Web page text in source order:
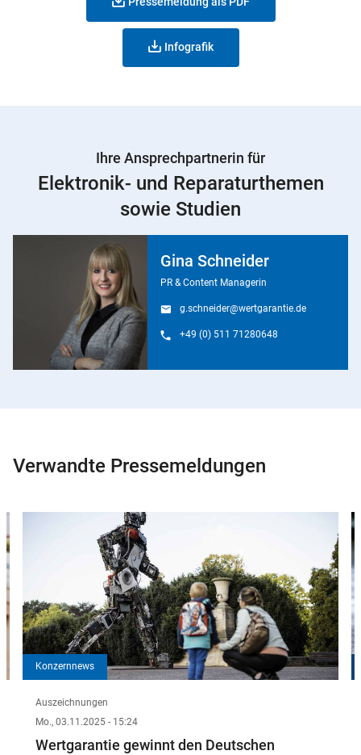
Infografik
Ihre Ansprechpartnerin für
Elektronik- und Reparaturthemen
sowie Studien
Gina Schneider
PR & Content Managerin
g.schneider@wertgarantie.de
+49 (0) 511 71280648
Verwandte Pressemeldungen
Konzernnews
Auszeichnungen
Mo., 03.11.2025 - 15:24
Wertgarantie gewinnt den Deutschen